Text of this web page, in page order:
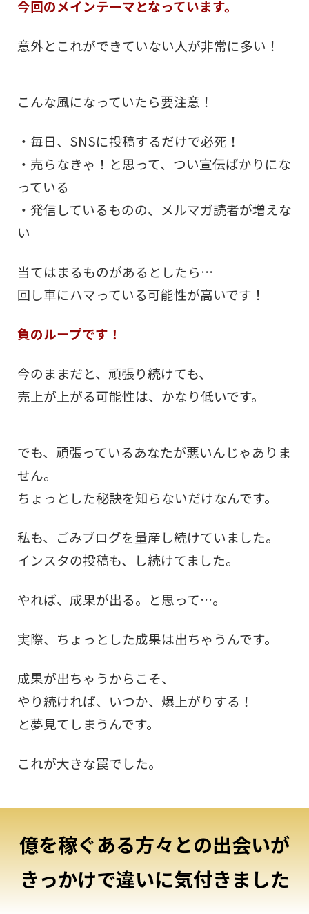
今回のメインテーマとなっています。
意外とこれができていない人が非常に多い！
こんな風になっていたら要注意！
・毎日、SNSに投稿するだけで必死！
・売らなきゃ！と思って、つい宣伝ばかりにな
っている
・発信しているものの、メルマガ読者が増えな
い
当てはまるものがあるとしたら…
回し車にハマっている可能性が高いです！
負のループです！
今のままだと、頑張り続けても、
売上が上がる可能性は、かなり低いです。
でも、頑張っているあなたが悪いんじゃありま
せん。
ちょっとした秘訣を知らないだけなんです。
私も、ごみブログを量産し続けていました。
インスタの投稿も、し続けてました。
やれば、成果が出る。と思って…。
実際、ちょっとした成果は出ちゃうんです。
成果が出ちゃうからこそ、
やり続ければ、いつか、爆上がりする！
と夢見てしまうんです。
これが大きな罠でした。
億を稼ぐある方々との出会いが
きっかけで違いに気付きました